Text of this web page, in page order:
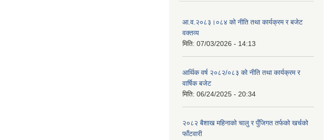
आ.व.२०८३।०८४ को नीति तथा कार्यक्रम र बजेट
वक्तव्य
मिति: 07/03/2026 - 14:13
आर्थिक वर्ष २०८२/०८३ को नीति तथा कार्यक्रम र
वार्षिक बजेट
मिति: 06/24/2025 - 20:34
२०८२ बैशाख महिनाको चालु र पुँजिगत तर्फको खर्चको
फाँटवारी